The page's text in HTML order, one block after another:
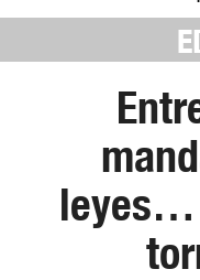
leyes…